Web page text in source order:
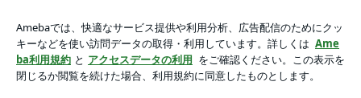
アプリをダウンロードして ブログの更新通知
を受け取りまし
ょう。
開く